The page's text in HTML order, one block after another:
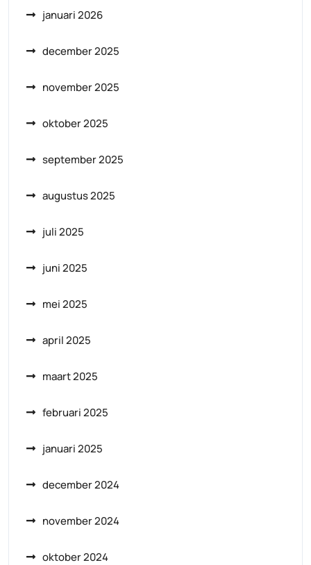
januari 2026
december 2025
november 2025
oktober 2025
september 2025
augustus 2025
juli 2025
juni 2025
mei 2025
april 2025
maart 2025
februari 2025
januari 2025
december 2024
november 2024
oktober 2024